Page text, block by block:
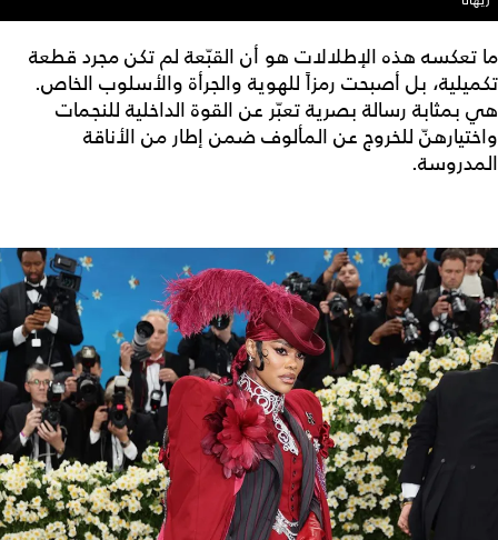
ما تعكسه هذه الإطلالات هو أن القبّعة لم تكن مجرد قطعة
تكميلية، بل أصبحت رمزاً للهوية والجرأة والأسلوب الخاص.
هي بمثابة رسالة بصرية تعبّر عن القوة الداخلية للنجمات
واختيارهنّ للخروج عن المألوف ضمن إطار من الأناقة
المدروسة.